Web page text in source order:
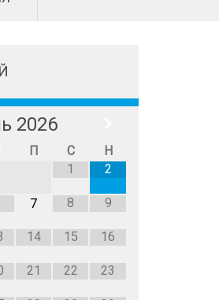
2026
П С
Н
1
2
7 8 9
14 15 16
21 22 23